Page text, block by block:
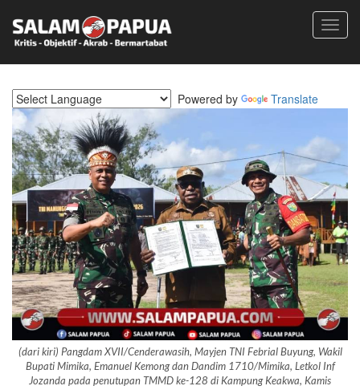
Powered by Translate
(dari kiri) Pangdam XVII/Cenderawasih, Mayjen TNI Febrial Buyung, Wakil
Bupati Mimika, Emanuel Kemong dan Dandim 1710/Mimika, Letkol Inf
Jozanda pada penutupan TMMD ke-128 di Kampung Keakwa, Kamis